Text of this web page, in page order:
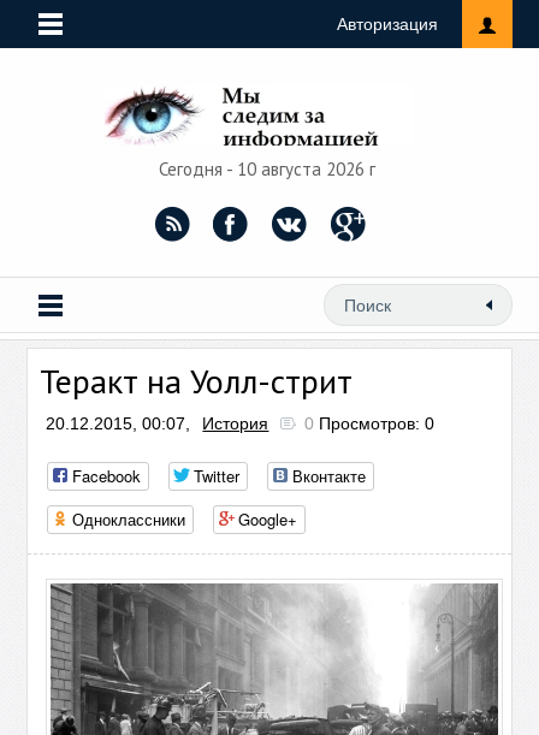
Авторизация
Сегодня - 10 августа 2026 г
Теракт на Уолл-стрит
20.12.2015, 00:07, История 0 Просмотров: 0
Facebook Twitter
Вконтакте
Одноклассники
Google+